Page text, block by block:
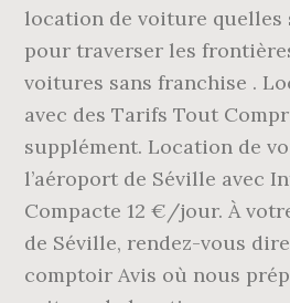
location de voiture quelles
pour traverser les
voitures sans franchise .
avec des Tarifs Tout
supplément. Location de
l’aéroport de Séville avec
Compacte 12 €/jour. À
de Séville, rendez-vous
comptoir Avis où nous